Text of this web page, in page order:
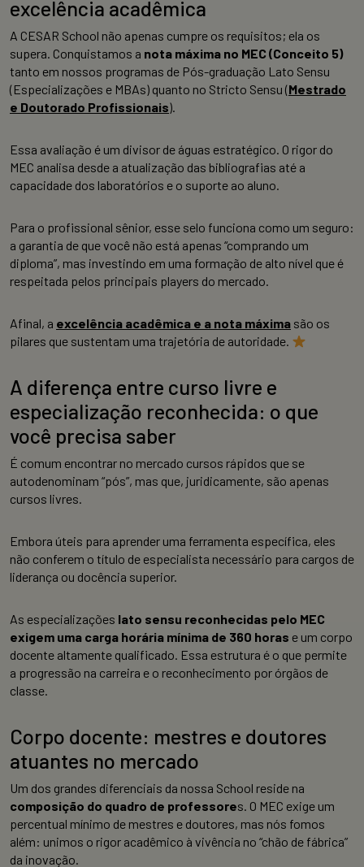
excelência acadêmica
A CESAR School não apenas cumpre os requisitos; ela os
supera. Conquistamos a nota máxima no MEC (Conceito 5)
tanto em nossos programas de Pós-graduação Lato Sensu
(Especializações e MBAs) quanto no Stricto Sensu (Mestrado
e Doutorado Profissionais).
Essa avaliação é um divisor de águas estratégico. O rigor do
MEC analisa desde a atualização das bibliografias até a
capacidade dos laboratórios e o suporte ao aluno.
Para o profissional sênior, esse selo funciona como um seguro:
a garantia de que você não está apenas “comprando um
diploma”, mas investindo em uma formação de alto nível que é
respeitada pelos principais players do mercado.
Afinal, a excelência acadêmica e a nota máxima são os
pilares que sustentam uma trajetória de autoridade.
A diferença entre curso livre e
especialização reconhecida: o que
você precisa saber
É comum encontrar no mercado cursos rápidos que se
autodenominam “pós”, mas que, juridicamente, são apenas
cursos livres.
Embora úteis para aprender uma ferramenta específica, eles
não conferem o título de especialista necessário para cargos de
liderança ou docência superior.
As especializações lato sensu reconhecidas pelo MEC
exigem uma carga horária mínima de 360 horas e um corpo
docente altamente qualificado. Essa estrutura é o que permite
a progressão na carreira e o reconhecimento por órgãos de
classe.
Corpo docente: mestres e doutores
atuantes no mercado
Um dos grandes diferenciais da nossa School reside na
composição do quadro de professores. O MEC exige um
percentual mínimo de mestres e doutores, mas nós fomos
além: unimos o rigor acadêmico à vivência no “chão de fábrica”
da inovação.